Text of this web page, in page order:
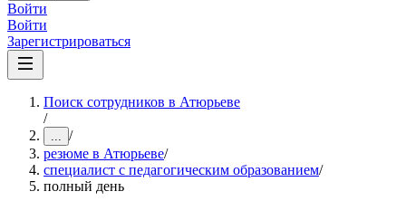
Войти
Войти
Зарегистрироваться
Поиск сотрудников в Атюрьеве
/
... /
резюме в Атюрьеве/
специалист с педагогическим образованием/
полный день